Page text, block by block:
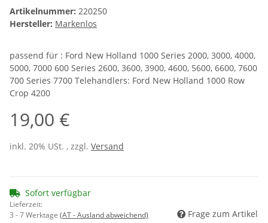
Artikelnummer: 220250
Hersteller: Markenlos
passend für : Ford New Holland 1000 Series 2000, 3000, 4000,
5000, 7000 600 Series 2600, 3600, 3900, 4600, 5600, 6600, 7600
700 Series 7700 Telehandlers: Ford New Holland 1000 Row
Crop 4200
19,00 €
inkl. 20% USt. , zzgl. Versand
Sofort verfügbar
Lieferzeit:
3 - 7 Werktage (AT - Ausland abweichend) Frage zum Artikel